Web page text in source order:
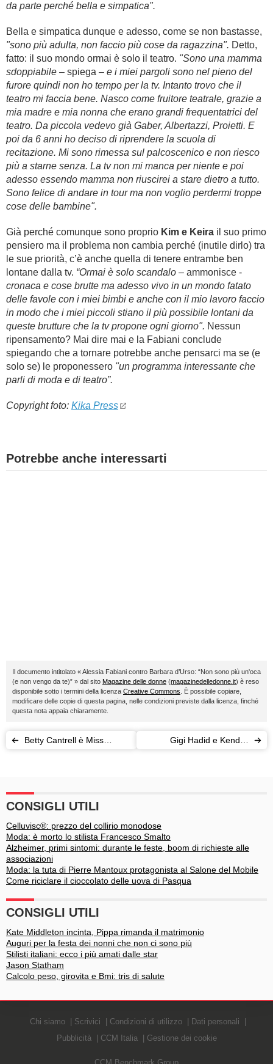
da parte perché bella e simpatica".
Bella e simpatica dunque e adesso, come se non bastasse,
"sono più adulta, non faccio più cose da ragazzina". Detto,
fatto: il suo mondo ormai è solo il teatro. "Sono una mamma
sdoppiabile – spiega – e i miei pargoli sono nel pieno del
furore quindi non ho tempo per la tv. Intanto trovo che il
teatro mi faccia bene. Nasco come fruitore teatrale, grazie a
mia madre e mia nonna che erano grandi frequentatrici del
teatro. Da piccola vedevo già Gaber, Albertazzi, Proietti. E
poi da 6 anni ho deciso di riprendere la scuola di
recitazione. Mi sono rimessa sul palcoscenico e non riesco
più a starne senza. La tv non mi manca per niente e poi
adesso essendo mamma non riuscirei a stare dietro a tutto.
Sono felice di andare in tour ma non voglio perdermi troppe
cose delle bambine".
Già perché comunque sono proprio Kim e Keira il suo primo
pensiero ma il problema non cambia perché (inutile dirlo) tra
le sue priorità, c’è anche quella di tenere entrambe ben
lontane dalla tv. “Ormai è solo scandalo – ammonisce -
cronaca e cose brutte ma adesso vivo in un mondo fatato
delle favole con i miei bimbi e anche con il mio lavoro faccio
in modo che i miei piccoli stiano il più possibile lontani da
queste brutture che la tv propone ogni giorno". Nessun
ripensamento? Mai dire mai e la Fabiani conclude
spiegando che a tornare potrebbe anche pensarci ma se (e
solo se) le proponessero "un programma interessante che
parli di moda e di teatro”.
Copyright foto: Kika Press
Potrebbe anche interessarti
Il documento intitolato « Alessia Fabiani contro Barbara d’Urso: “Non sono più un'oca
(e non vengo da te)” » dal sito Magazine delle donne (magazinedelledonne.it) è reso
disponibile sotto i termini della licenza Creative Commons . È possibile copiare,
modificare delle copie di questa pagina, nelle condizioni previste dalla licenza, finché
questa nota appaia chiaramente.
Betty Cantrell è Miss
Gigi Hadid e Kendall
CONSIGLI UTILI
Celluvisc®: prezzo del collirio monodose
Moda: è morto lo stilista Francesco Smalto
Alzheimer, primi sintomi: durante le feste, boom di richieste alle
associazioni
Moda: la tuta di Pierre Mantoux protagonista al Salone del Mobile
Come riciclare il cioccolato delle uova di Pasqua
CONSIGLI UTILI
Kate Middleton incinta, Pippa rimanda il matrimonio
Auguri per la festa dei nonni che non ci sono più
Stilisti italiani: ecco i più amati dalle star
Jason Statham
Calcolo peso, girovita e Bmi: tris di salute
Chi siamo Scrivici Condizioni di utilizzo
Dati personali
Pubblicità
CCM Italia Gestione dei cookie